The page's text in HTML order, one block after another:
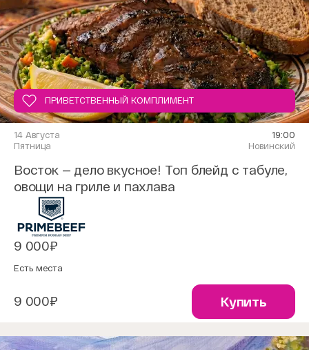
ПРИВЕТСТВЕННЫЙ КОМПЛИМЕНТ
14 Августа
Пятница
19:00
Новинский
Восток — дело вкусное! Топ блейд с табуле,
овощи на гриле и пахлава
9 000₽
Есть места
9 000₽ Купить